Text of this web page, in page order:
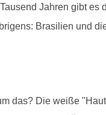
Jahren gibt es
Brasilien und
das? Die weiße